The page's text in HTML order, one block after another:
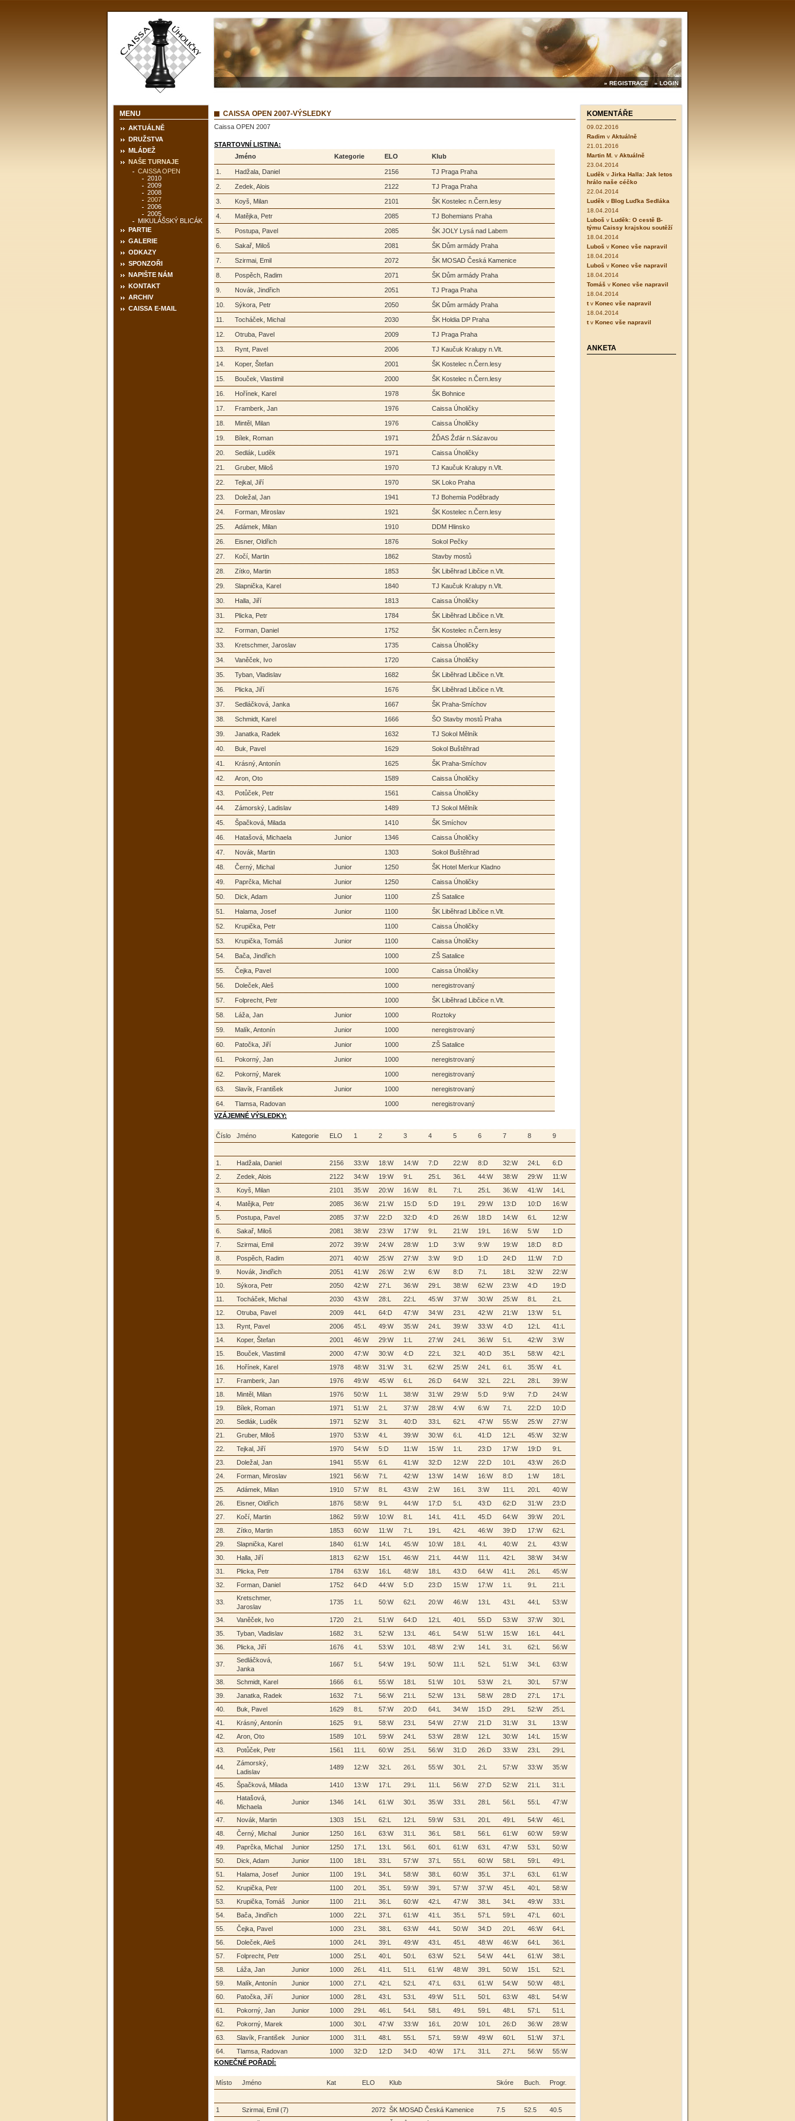
» LOGIN
» REGISTRACE
MENU
AKTUÁLNĚ
DRUŽSTVA
MLÁDEŽ
NAŠE TURNAJE
CAISSA OPEN
2010
2009
2008
2007
2006
2005
MIKULÁŠSKÝ BLICÁK
PARTIE
GALERIE
ODKAZY
SPONZOŘI
NAPIŠTE NÁM
KONTAKT
ARCHIV
CAISSA E-MAIL
CAISSA OPEN 2007-VÝSLEDKY
Caissa OPEN 2007
STARTOVNÍ LISTINA:
Jméno
Kategorie ELO Klub
1. Hadžala, Daniel 2156 TJ Praga Praha
2. Zedek, Alois 2122 TJ Praga Praha
3. Koyš, Milan 2101 ŠK Kostelec n.Čern.lesy
4. Matějka, Petr 2085 TJ Bohemians Praha
5. Postupa, Pavel 2085 ŠK JOLY Lysá nad Labem
6. Sakař, Miloš 2081 ŠK Dům armády Praha
7. Szirmai, Emil 2072 ŠK MOSAD Česká Kamenice
8. Pospěch, Radim 2071 ŠK Dům armády Praha
9. Novák, Jindřich 2051 TJ Praga Praha
10. Sýkora, Petr 2050 ŠK Dům armády Praha
11. Tocháček, Michal 2030 ŠK Holdia DP Praha
12. Otruba, Pavel 2009 TJ Praga Praha
13. Rynt, Pavel 2006 TJ Kaučuk Kralupy n.Vlt.
14. Koper, Štefan 2001 ŠK Kostelec n.Čern.lesy
15. Bouček, Vlastimil 2000 ŠK Kostelec n.Čern.lesy
16. Hořínek, Karel 1978 ŠK Bohnice
17. Framberk, Jan 1976 Caissa Úholičky
18. Mintěl, Milan 1976 Caissa Úholičky
19. Bílek, Roman 1971 ŽĎAS Žďár n.Sázavou
20. Sedlák, Luděk 1971 Caissa Úholičky
21. Gruber, Miloš 1970 TJ Kaučuk Kralupy n.Vlt.
22. Tejkal, Jiří 1970 SK Loko Praha
23. Doležal, Jan 1941 TJ Bohemia Poděbrady
24. Forman, Miroslav 1921 ŠK Kostelec n.Čern.lesy
25. Adámek, Milan 1910 DDM Hlinsko
26. Eisner, Oldřich 1876 Sokol Pečky
27. Kočí, Martin 1862 Stavby mostů
28. Zítko, Martin 1853 ŠK Liběhrad Libčice n.Vlt.
29. Slapnička, Karel 1840 TJ Kaučuk Kralupy n.Vlt.
30. Halla, Jiří 1813 Caissa Úholičky
31. Plicka, Petr 1784 ŠK Liběhrad Libčice n.Vlt.
32. Forman, Daniel 1752 ŠK Kostelec n.Čern.lesy
33. Kretschmer, Jaroslav 1735 Caissa Úholičky
34. Vaněček, Ivo 1720 Caissa Úholičky
35. Tyban, Vladislav 1682 ŠK Liběhrad Libčice n.Vlt.
36. Plicka, Jiří 1676 ŠK Liběhrad Libčice n.Vlt.
37. Sedláčková, Janka 1667 ŠK Praha-Smíchov
38. Schmidt, Karel 1666 ŠO Stavby mostů Praha
39. Janatka, Radek 1632 TJ Sokol Mělník
40. Buk, Pavel 1629 Sokol Buštěhrad
41. Krásný, Antonín 1625 ŠK Praha-Smíchov
42. Aron, Oto 1589 Caissa Úholičky
43. Potůček, Petr 1561 Caissa Úholičky
44. Zámorský, Ladislav 1489 TJ Sokol Mělník
45. Špačková, Milada 1410 ŠK Smíchov
46. Hatašová, Michaela Junior 1346 Caissa Úholičky
47. Novák, Martin 1303 Sokol Buštěhrad
48. Černý, Michal Junior 1250 ŠK Hotel Merkur Kladno
49. Paprčka, Michal Junior 1250 Caissa Úholičky
50. Dick, Adam Junior 1100 ZŠ Satalice
51. Halama, Josef Junior 1100 ŠK Liběhrad Libčice n.Vlt.
52. Krupička, Petr 1100 Caissa Úholičky
53. Krupička, Tomáš Junior 1100 Caissa Úholičky
54. Bača, Jindřich 1000 ZŠ Satalice
55. Čejka, Pavel 1000 Caissa Úholičky
56. Doleček, Aleš 1000 neregistrovaný
57. Folprecht, Petr 1000 ŠK Liběhrad Libčice n.Vlt.
58. Láža, Jan Junior 1000 Roztoky
59. Malík, Antonín Junior 1000 neregistrovaný
60. Patočka, Jiří Junior 1000 ZŠ Satalice
61. Pokorný, Jan Junior 1000 neregistrovaný
62. Pokorný, Marek 1000 neregistrovaný
63. Slavík, František Junior 1000 neregistrovaný
64. Tlamsa, Radovan 1000
neregistrovaný
VZÁJEMNÉ VÝSLEDKY:
Číslo Jméno Kategorie ELO 1 2 3 4 5 6 7 8 9
1. Hadžala, Daniel 2156 33:W 18:W 14:W 7:D 22:W 8:D 32:W 24:L
6:D
2.
Zedek, Alois 2122 34:W 19:W 9:L 25:L 36:L 44:W 38:W 29:W
11:W
3.
Koyš, Milan 2101 35:W 20:W 16:W 8:L 7:L 25:L 36:W 41:W
14:L
4.
Matějka, Petr 2085 36:W 21:W 15:D 5:D 19:L 29:W 13:D 10:D
16:W
5.
Postupa, Pavel 2085 37:W 22:D 32:D 4:D 26:W 18:D 14:W 6:L
12:W
6.
Sakař, Miloš 2081 38:W 23:W 17:W 9:L 21:W 19:L 16:W 5:W
1:D
7.
Szirmai, Emil 2072 39:W 24:W 28:W 1:D 3:W 9:W 19:W 18:D
8:D
8.
Pospěch, Radim 2071 40:W 25:W 27:W 3:W 9:D 1:D 24:D 11:W
7:D
9.
Novák, Jindřich 2051 41:W 26:W 2:W 6:W 8:D 7:L 18:L 32:W
22:W
10.
Sýkora, Petr 2050 42:W 27:L 36:W 29:L 38:W 62:W 23:W 4:D
19:D
11.
Tocháček, Michal 2030 43:W 28:L 22:L 45:W 37:W 30:W 25:W 8:L
2:L
12.
Otruba, Pavel 2009 44:L 64:D 47:W 34:W 23:L 42:W 21:W 13:W
5:L
13.
Rynt, Pavel 2006 45:L 49:W 35:W 24:L 39:W 33:W 4:D 12:L
41:L
14.
Koper, Štefan 2001 46:W 29:W 1:L 27:W 24:L 36:W 5:L 42:W
3:W
15.
Bouček, Vlastimil 2000 47:W 30:W 4:D 22:L 32:L 40:D 35:L 58:W
42:L
16.
Hořínek, Karel 1978 48:W 31:W 3:L 62:W 25:W 24:L 6:L 35:W
4:L
17.
Framberk, Jan 1976 49:W 45:W 6:L 26:D 64:W 32:L 22:L 28:L
39:W
18.
Mintěl, Milan 1976 50:W 1:L 38:W 31:W 29:W 5:D 9:W 7:D
24:W
19.
Bílek, Roman 1971 51:W 2:L 37:W 28:W 4:W 6:W 7:L 22:D
10:D
20.
Sedlák, Luděk 1971 52:W 3:L 40:D 33:L 62:L 47:W 55:W 25:W
27:W
21.
Gruber, Miloš 1970 53:W 4:L 39:W 30:W 6:L 41:D 12:L 45:W
32:W
22.
Tejkal, Jiří 1970 54:W 5:D 11:W 15:W 1:L 23:D 17:W 19:D
9:L
23.
Doležal, Jan 1941 55:W 6:L 41:W 32:D 12:W 22:D 10:L 43:W
26:D
24.
Forman, Miroslav 1921 56:W 7:L 42:W 13:W 14:W 16:W 8:D 1:W
18:L
25.
Adámek, Milan 1910 57:W 8:L 43:W 2:W 16:L 3:W 11:L 20:L
40:W
26.
Eisner, Oldřich 1876 58:W 9:L 44:W 17:D 5:L 43:D 62:D 31:W
23:D
27.
Kočí, Martin 1862 59:W 10:W 8:L 14:L 41:L 45:D 64:W 39:W
20:L
28.
Zítko, Martin 1853 60:W 11:W 7:L 19:L 42:L 46:W 39:D 17:W
62:L
29.
Slapnička, Karel 1840 61:W 14:L 45:W 10:W 18:L 4:L 40:W 2:L
43:W
30.
Halla, Jiří 1813 62:W 15:L 46:W 21:L 44:W 11:L 42:L 38:W
34:W
31.
Plicka, Petr 1784 63:W 16:L 48:W 18:L 43:D 64:W 41:L 26:L
45:W
32.
Forman, Daniel 1752 64:D 44:W 5:D 23:D 15:W 17:W 1:L 9:L 21:L
33.
Kretschmer,
Jaroslav
1735 1:L 50:W 62:L 20:W 46:W 13:L 43:L 44:L 53:W
34. Vaněček, Ivo 1720 2:L 51:W 64:D 12:L 40:L 55:D 53:W 37:W
30:L
35.
Tyban, Vladislav 1682 3:L 52:W 13:L 46:L 54:W 51:W 15:W 16:L
44:L
36.
Plicka, Jiří 1676 4:L 53:W 10:L 48:W 2:W 14:L 3:L 62:L 56:W
37.
Sedláčková,
Janka
1667 5:L 54:W 19:L 50:W 11:L 52:L 51:W 34:L 63:W
38. Schmidt, Karel 1666 6:L 55:W 18:L 51:W 10:L 53:W 2:L 30:L
57:W
39.
Janatka, Radek 1632 7:L 56:W 21:L 52:W 13:L 58:W 28:D 27:L
17:L
40.
Buk, Pavel 1629 8:L 57:W 20:D 64:L 34:W 15:D 29:L 52:W
25:L
41.
Krásný, Antonín 1625 9:L 58:W 23:L 54:W 27:W 21:D 31:W 3:L
13:W
42.
Aron, Oto 1589 10:L 59:W 24:L 53:W 28:W 12:L 30:W 14:L
15:W
43.
Potůček, Petr 1561 11:L 60:W 25:L 56:W 31:D 26:D 33:W 23:L 29:L
44.
Zámorský,
Ladislav
1489 12:W 32:L 26:L 55:W 30:L 2:L 57:W 33:W 35:W
45. Špačková, Milada 1410 13:W 17:L 29:L 11:L 56:W 27:D 52:W 21:L 31:L
46.
Hatašová,
Michaela
Junior 1346 14:L 61:W 30:L 35:W 33:L 28:L 56:L 55:L 47:W
47. Novák, Martin 1303 15:L 62:L 12:L 59:W 53:L 20:L 49:L 54:W
46:L
48.
Černý, Michal Junior 1250 16:L 63:W 31:L 36:L 58:L 56:L 61:W 60:W
59:W
49.
Paprčka, Michal Junior 1250 17:L 13:L 56:L 60:L 61:W 63:L 47:W 53:L
50:W
50.
Dick, Adam Junior 1100 18:L 33:L 57:W 37:L 55:L 60:W 58:L 59:L
49:L
51.
Halama, Josef Junior 1100 19:L 34:L 58:W 38:L 60:W 35:L 37:L 63:L
61:W
52.
Krupička, Petr 1100 20:L 35:L 59:W 39:L 57:W 37:W 45:L 40:L
58:W
53.
Krupička, Tomáš Junior 1100 21:L 36:L 60:W 42:L 47:W 38:L 34:L 49:W
33:L
54.
Bača, Jindřich 1000 22:L 37:L 61:W 41:L 35:L 57:L 59:L 47:L
60:L
55.
Čejka, Pavel 1000 23:L 38:L 63:W 44:L 50:W 34:D 20:L 46:W
64:L
56.
Doleček, Aleš 1000 24:L 39:L 49:W 43:L 45:L 48:W 46:W 64:L
36:L
57.
Folprecht, Petr 1000 25:L 40:L 50:L 63:W 52:L 54:W 44:L 61:W
38:L
58.
Láža, Jan Junior 1000 26:L 41:L 51:L 61:W 48:W 39:L 50:W 15:L
52:L
59.
Malík, Antonín Junior 1000 27:L 42:L 52:L 47:L 63:L 61:W 54:W 50:W
48:L
60.
Patočka, Jiří Junior 1000 28:L 43:L 53:L 49:W 51:L 50:L 63:W 48:L
54:W
61.
Pokorný, Jan Junior 1000 29:L 46:L 54:L 58:L 49:L 59:L 48:L 57:L
51:L
62.
Pokorný, Marek 1000 30:L 47:W 33:W 16:L 20:W 10:L 26:D 36:W
28:W
63.
Slavík, František Junior 1000 31:L 48:L 55:L 57:L 59:W 49:W 60:L 51:W
37:L
64.
Tlamsa, Radovan 1000 32:D 12:D 34:D 40:W 17:L 31:L 27:L 56:W
55:W
KONEČNÉ POŘADÍ:
Místo Jméno Kat ELO Klub Skóre Buch. Progr.
1 Szirmai, Emil (7) 2072 ŠK MOSAD Česká Kamenice 7.5 52.5
40.5
KOMENTÁŘE
09.02.2016
Radim v Aktuálně
21.01.2016
Martin M. v Aktuálně
23.04.2014
Luděk v Jirka Halla: Jak letos
hrálo naše céčko
22.04.2014
Luděk v Blog Luďka Sedláka
18.04.2014
Luboš v Luděk: O cestě B-
týmu Caissy krajskou soutěží
18.04.2014
Luboš v Konec vše napravil
18.04.2014
Luboš v Konec vše napravil
18.04.2014
Tomáš v Konec vše napravil
18.04.2014
tv Konec vše napravil
18.04.2014
tv Konec vše napravil
ANKETA